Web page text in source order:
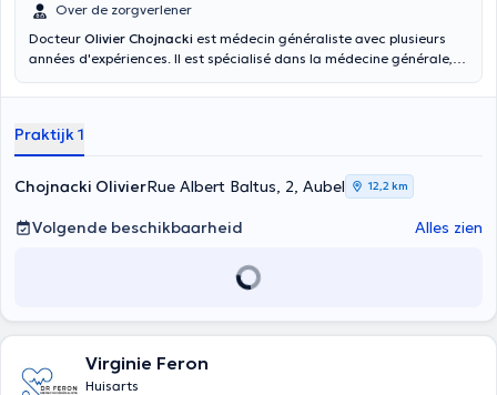
Over de zorgverlener
Docteur Olivier Chojnacki est médecin généraliste avec plusieurs
années d'expériences. Il est spécialisé dans la médecine générale, la
l'électrocardiographie lors de dépistage ou de problème médical. Il
Il se fera un plaisir de vous accueillir dans son cabinet situé Rue
Albert Baltus. N'hésitez pas et prenez rendez vous dès maintenant !
Praktijk 1
Chojnacki OlivierRue Albert Baltus, 2, Aubel 12,2 km
Volgende beschikbaarheid Alles zien
Virginie Feron
Huisarts